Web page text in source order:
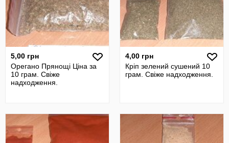
5,00 грн
Орегано Прянощі Ціна за
10 грам. Свіже
надходження.
4,00 грн
Кріп зелений сушений 10
грам. Свіже надходження.